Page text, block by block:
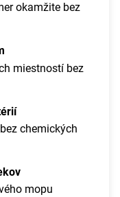
okamžite bez
miestností bez
chemických
mopu